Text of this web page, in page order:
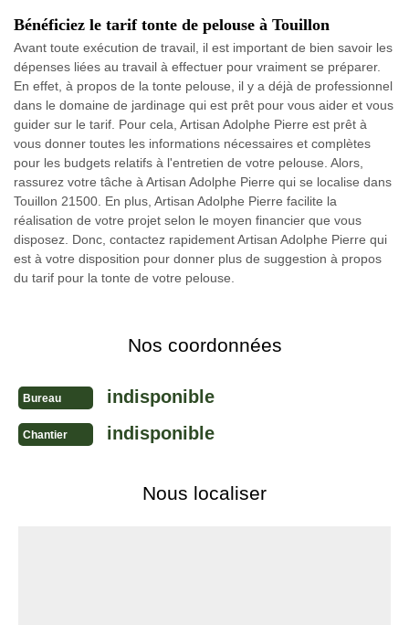
Bénéficiez le tarif tonte de pelouse à Touillon
Avant toute exécution de travail, il est important de bien savoir les
dépenses liées au travail à effectuer pour vraiment se préparer.
En effet, à propos de la tonte pelouse, il y a déjà de professionnel
dans le domaine de jardinage qui est prêt pour vous aider et vous
guider sur le tarif. Pour cela, Artisan Adolphe Pierre est prêt à
vous donner toutes les informations nécessaires et complètes
pour les budgets relatifs à l'entretien de votre pelouse. Alors,
rassurez votre tâche à Artisan Adolphe Pierre qui se localise dans
Touillon 21500. En plus, Artisan Adolphe Pierre facilite la
réalisation de votre projet selon le moyen financier que vous
disposez. Donc, contactez rapidement Artisan Adolphe Pierre qui
est à votre disposition pour donner plus de suggestion à propos
du tarif pour la tonte de votre pelouse.
Nos coordonnées
Bureau indisponible
Chantier indisponible
Nous localiser